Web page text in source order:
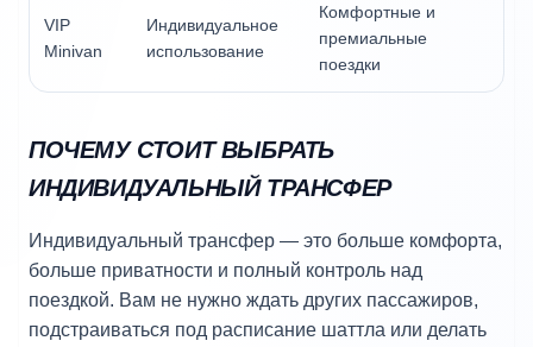
VIP
Minivan
Индивидуальное
использование
Комфортные и
премиальные
поездки
ПОЧЕМУ СТОИТ ВЫБРАТЬ
ИНДИВИДУАЛЬНЫЙ ТРАНСФЕР
Индивидуальный трансфер — это больше комфорта,
больше приватности и полный контроль над
поездкой. Вам не нужно ждать других пассажиров,
подстраиваться под расписание шаттла или делать